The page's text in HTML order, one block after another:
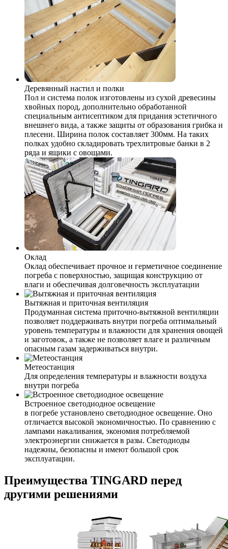
Деревянный настил и полки
Пол и система полок изготовлены из сухой древесины
хвойных пород, дополнительно обработанной
специальным антисептиком для придания эстетичного
внешнего вида, а также защиты от образования грибка и
плесени. Ширина полок составляет 300мм. На таких
полках удобно складировать трехлитровые банки в 2
ряда и ящики с овощами.
Оклад
Оклад обеспечивает прочное и герметичное соединение
погреба с поверхностью, защищая конструкцию от
влаги и обеспечивая долговечность эксплуатации
Вытяжная и приточная вентиляция
Продуманная система приточно-вытяжной вентиляции
позволяет поддерживать внутри погреба оптимальный
уровень температуры и влажности для хранения овощей
и заготовок, а также не позволяет влаге и различным
опасным газам задерживаться внутри.
Метеостанция
Для определения температуры и влажности воздуха
внутри погреба
Встроенное светодиодное освещение
в погребе установлено светодиодное освещение. Оно
отличается высокой экономичностью. По сравнению с
лампами накаливания, экономия потребляемой
электроэнергии снижается в разы. Светодиоды
надежны, безопасны и имеют большой срок
эксплуатации.
Преимущества TINGARD перед
другими решениями